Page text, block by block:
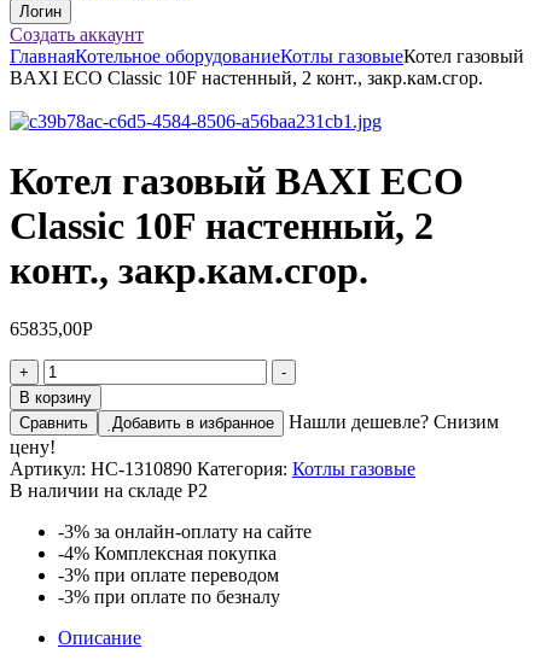
Создать аккаунт
ГлавнаяКотельное оборудованиеКотлы газовыеКотел газовый
BAXI ECO Classic 10F настенный, 2 конт., закр.кам.сгор.
Котел газовый BAXI ECO
Classic 10F настенный, 2
конт., закр.кам.сгор.
65835,00Р
+
Количество
товара
Котел
газовый
BAXI
ECO
Classic
10F
настенный,
2
конт.,
закр.кам.сгор.
-
В корзину
Сравнить
Добавить в избранное
Нашли дешевле? Снизим
цену!
Артикул: НС-1310890 Категория: Котлы газовые
В наличии на складе Р2
-3% за онлайн-оплату на сайте
-4% Комплексная покупка
-3% при оплате переводом
-3% при оплате по безналу
Описание